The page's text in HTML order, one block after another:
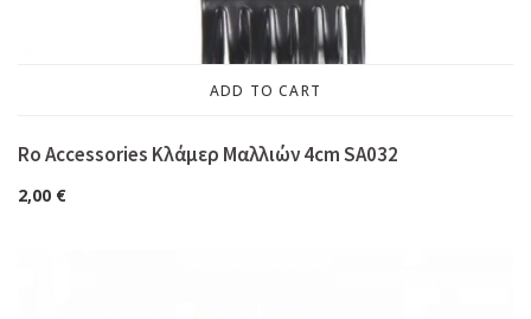
ADD TO CART
Ro Accessories Κλάμερ Μαλλιών 4cm SA032
2,00 €